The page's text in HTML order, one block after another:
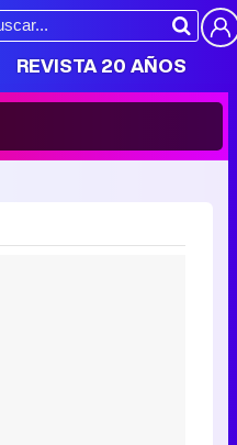
REVISTA 20 AÑOS